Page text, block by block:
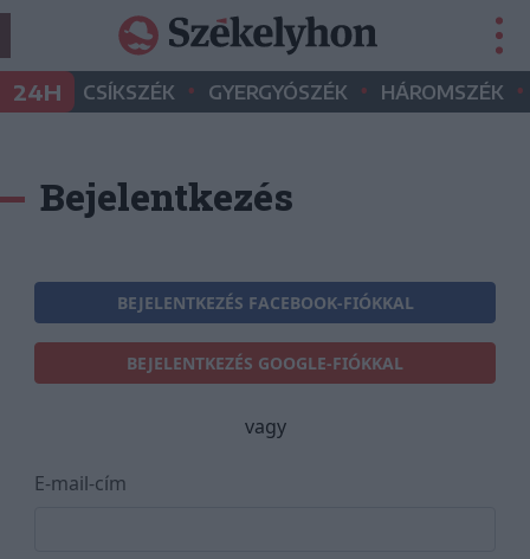
24H CSÍKSZÉK • GYERGYÓSZÉK • HÁROMSZÉK •
Bejelentkezés
BEJELENTKEZÉS FACEBOOK-FIÓKKAL
BEJELENTKEZÉS GOOGLE-FIÓKKAL
vagy
E-mail-cím